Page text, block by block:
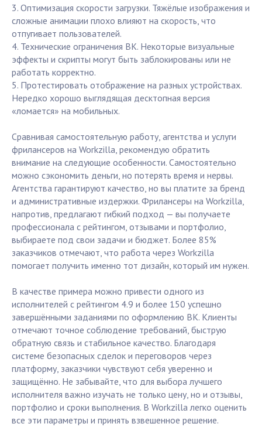
3. Оптимизация скорости загрузки. Тяжёлые изображения и
сложные анимации плохо влияют на скорость, что
отпугивает пользователей.
4. Технические ограничения ВК. Некоторые визуальные
эффекты и скрипты могут быть заблокированы или не
работать корректно.
5. Протестировать отображение на разных устройствах.
Нередко хорошо выглядящая десктопная версия
«ломается» на мобильных.
Сравнивая самостоятельную работу, агентства и услуги
фрилансеров на Workzilla, рекомендую обратить
внимание на следующие особенности. Самостоятельно
можно сэкономить деньги, но потерять время и нервы.
Агентства гарантируют качество, но вы платите за бренд
и административные издержки. Фрилансеры на Workzilla,
напротив, предлагают гибкий подход — вы получаете
профессионала с рейтингом, отзывами и портфолио,
выбираете под свои задачи и бюджет. Более 85%
заказчиков отмечают, что работа через Workzilla
помогает получить именно тот дизайн, который им нужен.
В качестве примера можно привести одного из
исполнителей с рейтингом 4.9 и более 150 успешно
завершёнными заданиями по оформлению ВК. Клиенты
отмечают точное соблюдение требований, быструю
обратную связь и стабильное качество. Благодаря
системе безопасных сделок и переговоров через
платформу, заказчики чувствуют себя уверенно и
защищённо. Не забывайте, что для выбора лучшего
исполнителя важно изучать не только цену, но и отзывы,
портфолио и сроки выполнения. В Workzilla легко оценить
все эти параметры и принять взвешенное решение.